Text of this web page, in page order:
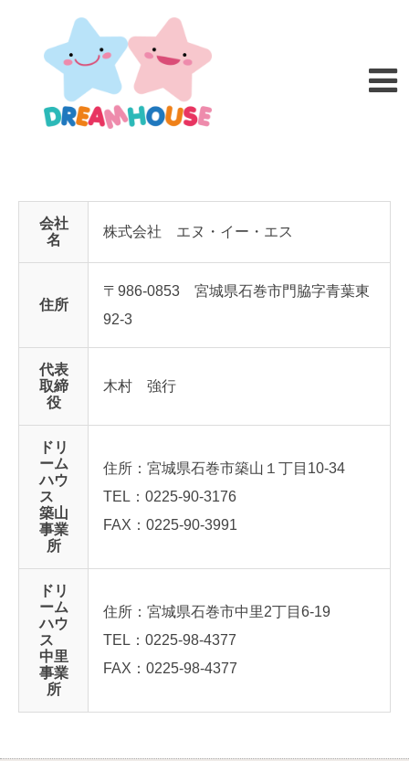
会社
名
株式会社 エヌ・イー・エス
住所
〒986-0853 宮城県石巻市門脇字青葉東
92-3
代表
取締
役
木村 強行
ドリ
ーム
ハウ
ス
築山
事業
所
住所：宮城県石巻市築山１丁目10-34
TEL：0225-90-3176
FAX：0225-90-3991
ドリ
ーム
ハウ
ス
中里
事業
所
住所：宮城県石巻市中里2丁目6-19
TEL：0225-98-4377
FAX：0225-98-4377